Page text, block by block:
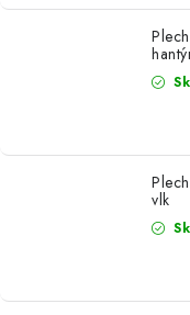
OKAMŽITĚ K ODBĚRU
PROVIZNÍ SYSTÉM
O nás Časté otázky
vlk